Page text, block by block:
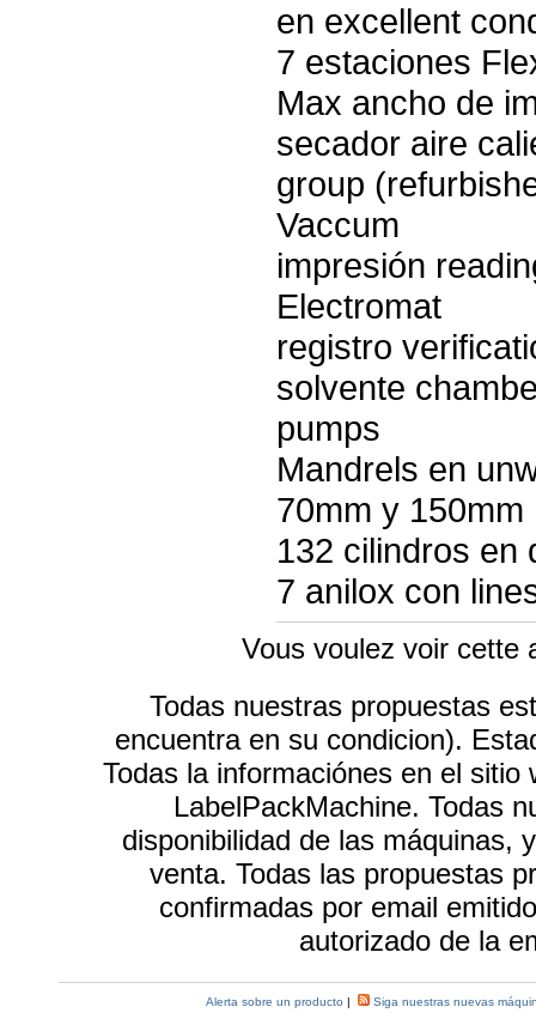
en excellent
7 estaciones
Max ancho de
secador aire
group
Vaccum
impresión
Electromat
registro
solvente
pumps
Mandrels en
70mm y 150mm
132 cilindros en
7 anilox con
Vous voulez voir
Todas nuestras propuestas
encuentra en su condicion).
Todas la informaciónes en el
LabelPackMachine. Todas
disponibilidad de las máquinas,
venta. Todas las propuestas
confirmadas por email
autorizado de la
Alerta sobre un producto | Siga nuestras nuevas